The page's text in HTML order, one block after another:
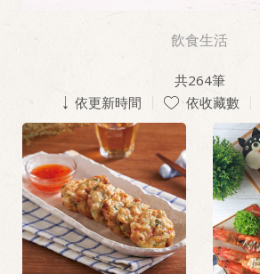
飲食生活
共264筆
依更新時間
依收藏數